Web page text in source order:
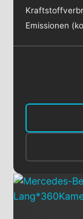
Emissionen